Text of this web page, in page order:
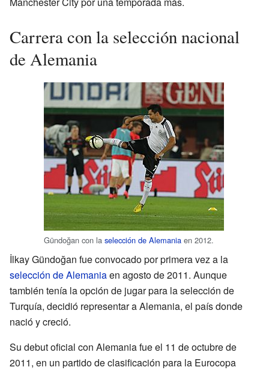
Carrera con la selección nacional
de Alemania
Gündoğan con la selección de Alemania en 2012.
İlkay Gündoğan fue convocado por primera vez a la
selección de Alemaniaen agosto de 2011. Aunque
también tenía la opción de jugar para la selección de
Turquía, decidió representar a Alemania, el país donde
nació y creció.
Su debut oficial con Alemania fue el 11 de octubre de
2011, en un partido de clasificación para la Eurocopa